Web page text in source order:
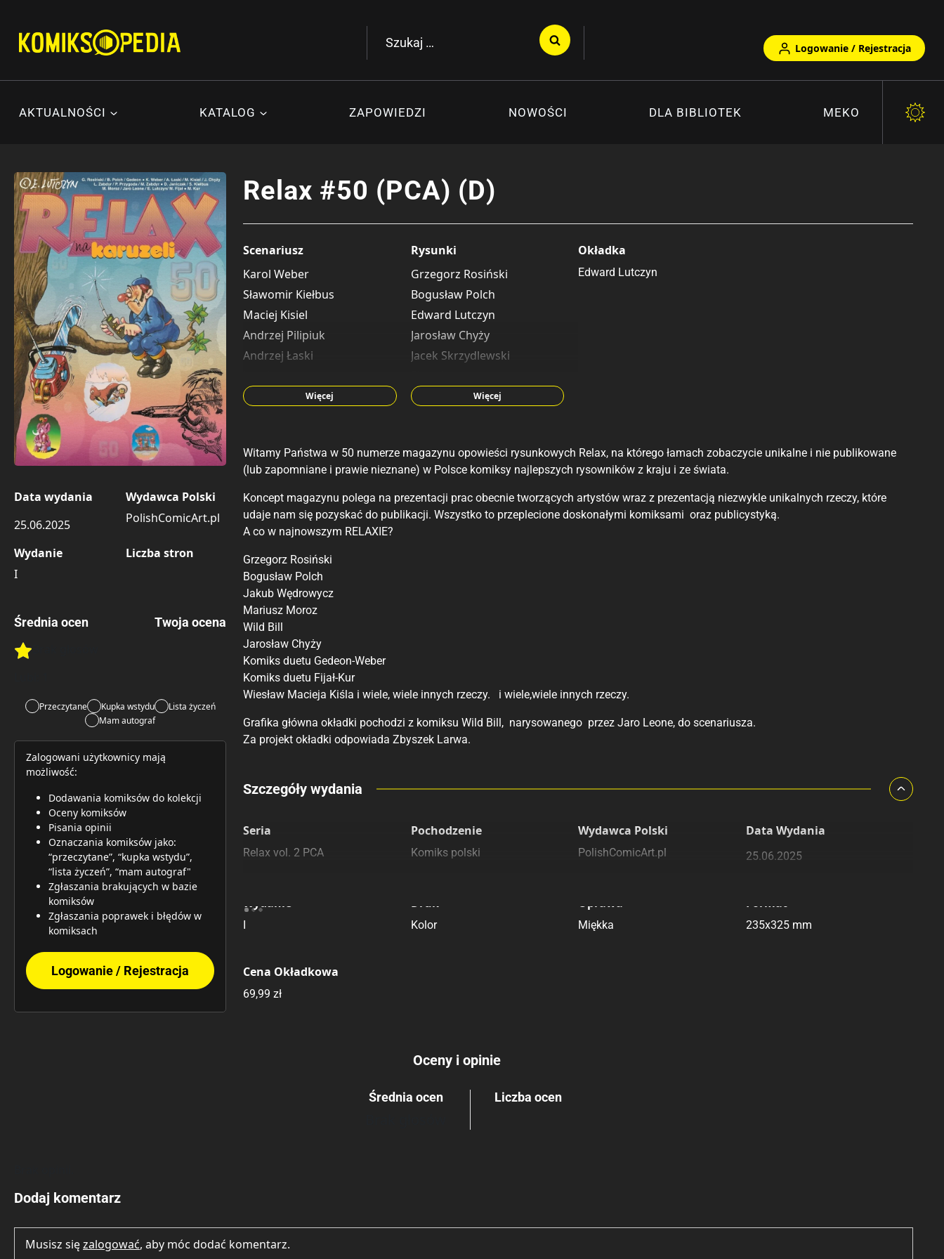
treści
Szukaj:
Logowanie / Rejestracja
AKTUALNOŚCI KATALOG ZAPOWIEDZI NOWOŚCI DLA BIBLIOTEK MEKO
Data wydania
25.06.2025
Wydawca Polski
PolishComicArt.pl
Wydanie
I
Liczba stron
Średnia ocen
Rate this item: Submit Rating
Twoja ocena
Submit Rating
Przeczytane Kupka wstydu
Lista życzeń
Mam autograf
Zalogowani użytkownicy mają
możliwość:
Dodawania komiksów do kolekcji
Oceny komiksów
Pisania opinii
Oznaczania komiksów jako:
“przeczytane”, “kupka wstydu”,
“lista życzeń”, “mam autograf"
Zgłaszania brakujących w bazie
komiksów
Zgłaszania poprawek i błędów w
komiksach
Logowanie / Rejestracja
Relax #50 (PCA) (D)
Scenariusz
Karol Weber
Sławomir Kiełbus
Maciej Kisiel
Andrzej Pilipiuk
Andrzej Łaski
Maciej Kur
Więcej
Rysunki
Grzegorz Rosiński
Bogusław Polch
Edward Lutczyn
Jarosław Chyży
Jacek Skrzydlewski
Daniel Grzeszkiewicz
Jaro Leone
Mariusz Moroz
Maciej Kisiel
Paweł Przygoda
Więcej
Okładka
Edward Lutczyn
Witamy Państwa w 50 numerze magazynu opowieści rysunkowych Relax, na którego łamach zobaczycie unikalne i nie publikowane
(lub zapomniane i prawie nieznane) w Polsce komiksy najlepszych rysowników z kraju i ze świata.
Koncept magazynu polega na prezentacji prac obecnie tworzących artystów wraz z prezentacją niezwykle unikalnych rzeczy, które
udaje nam się pozyskać do publikacji. Wszystko to przeplecione doskonałymi komiksami oraz publicystyką.
A co w najnowszym RELAXIE?
Grzegorz Rosiński
Bogusław Polch
Jakub Wędrowycz
Mariusz Moroz
Wild Bill
Jarosław Chyży
Komiks duetu Gedeon-Weber
Komiks duetu Fijał-Kur
Wiesław Macieja Kiśla i wiele, wiele innych rzeczy. i wiele,wiele innych rzeczy.
Grafika główna okładki pochodzi z komiksu Wild Bill, narysowanego przez Jaro Leone, do scenariusza.
Za projekt okładki odpowiada Zbyszek Larwa.
Porównaj ceny
Szczegóły wydania
Seria
Relax vol. 2 PCA
Pochodzenie
Komiks polski
Wydawca Polski
PolishComicArt.pl
Data Wydania
25.06.2025
Wydanie
I
Druk
Kolor
Oprawa
Miękka
Format
235x325 mm
Cena Okładkowa
69,99 zł
Oceny i opinie
Średnia ocen Liczba ocen
Dodaj komentarz
Musisz sięzalogować, aby móc dodać komentarz.